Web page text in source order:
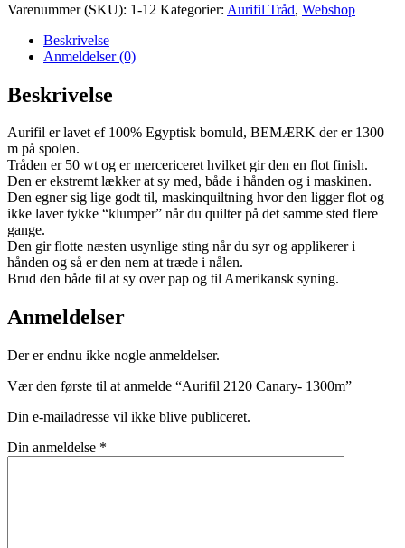
Varenummer (SKU): 1-12 Kategorier: Aurifil Tråd, Webshop
Beskrivelse
Anmeldelser (0)
Beskrivelse
Aurifil er lavet ef 100% Egyptisk bomuld, BEMÆRK der er 1300
m på spolen.
Tråden er 50 wt og er mercericeret hvilket gir den en flot finish.
Den er ekstremt lækker at sy med, både i hånden og i maskinen.
Den egner sig lige godt til, maskinquiltning hvor den ligger flot og
ikke laver tykke “klumper” når du quilter på det samme sted flere
gange.
Den gir flotte næsten usynlige sting når du syr og applikerer i
hånden og så er den nem at træde i nålen.
Brud den både til at sy over pap og til Amerikansk syning.
Anmeldelser
Der er endnu ikke nogle anmeldelser.
Vær den første til at anmelde “Aurifil 2120 Canary- 1300m”
Din e-mailadresse vil ikke blive publiceret.
Din anmeldelse *